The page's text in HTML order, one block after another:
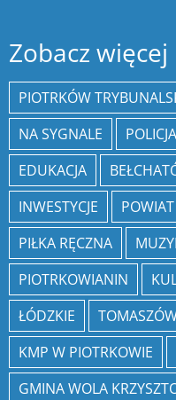
Zobacz więcej
PIOTRKÓW
NA SYGNALE
POLICJA
EDUKACJA
INWESTYCJE
PIŁKA RĘCZNA
PIOTRKOWIANIN
ŁÓDZKIE
KMP W PIOTRKOWIE
GMINA WOLA